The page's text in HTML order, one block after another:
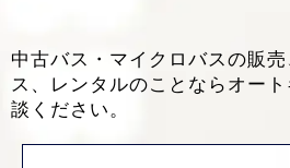
中古バス・マイクロバスの販
ス、レンタルのことなら オー
談ください。